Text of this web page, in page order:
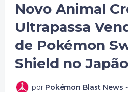
Novo Animal
Ultrapassa
de Pokémon
Shield no Japão
por Pokémon Blast News -